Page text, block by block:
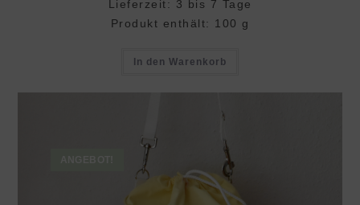
Lieferzeit: 3 bis 7 Tage
Produkt enthält: 100 g
In den Warenkorb